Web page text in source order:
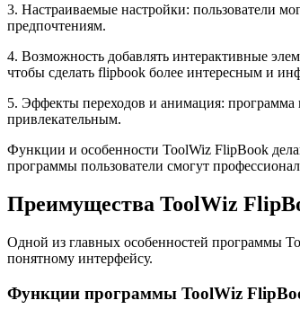
3. Настраиваемые настройки: пользователи
предпочтениям.
4. Возможность добавлять интерактивные
чтобы сделать flipbook более интересным и
5. Эффекты переходов и анимация:
привлекательным.
Функции и особенности ToolWiz FlipBook
программы пользователи смогут
Преимущества ToolWiz
Одной из главных особенностей программы
понятному интерфейсу.
Функции программы ToolWiz